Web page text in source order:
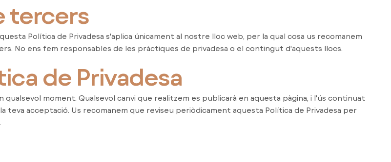
tercers
Política de Privadesa s'aplica únicament al nostre lloc web, per la qual cosa us recomanem
No ens fem responsables de les pràctiques de privadesa o el contingut d'aquests llocs.
de Privadesa
moment. Qualsevol canvi que realitzem es publicarà en aquesta pàgina, i l'ús continuat
teva acceptació. Us recomanem que reviseu periòdicament aquesta Política de Privadesa per